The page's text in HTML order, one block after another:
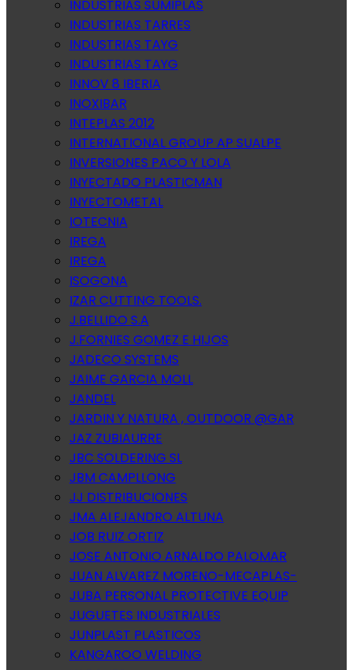
INDUSTRIAS SUMIPLAS
INDUSTRIAS TARRES
INDUSTRIAS TAYG
INDUSTRIAS TAYG
INNOV 8 IBERIA
INOXIBAR
INTEPLAS 2012
INTERNATIONAL GROUP AP SUALPE
INVERSIONES PACO Y LOLA
INYECTADO PLASTICMAN
INYECTOMETAL
IOTECNIA
IREGA
IREGA
ISOGONA
IZAR CUTTING TOOLS.
J.BELLIDO S.A
J.FORNIES GOMEZ E HIJOS
JADECO SYSTEMS
JAIME GARCIA MOLL
JANDEL
JARDIN Y NATURA , OUTDOOR @GAR
JAZ ZUBIAURRE
JBC SOLDERING SL
JBM CAMPLLONG
JJ DISTRIBUCIONES
JMA ALEJANDRO ALTUNA
JOB RUIZ ORTIZ
JOSE ANTONIO ARNALDO PALOMAR
JUAN ALVAREZ MORENO-MECAPLAS-
JUBA PERSONAL PROTECTIVE EQUIP
JUGUETES INDUSTRIALES
JUNPLAST PLASTICOS
KANGAROO WELDING